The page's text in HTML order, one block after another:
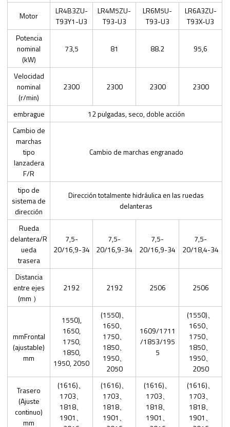
Motor
LR4B3ZU-
T93Y1-U3
LR4M5ZU-
T93-U3
LR6M5U-
T93-U3
LR6A3ZU-
T93X-U3
Potencia
nominal
(kW)
73,5 81 88.2 95,6
Velocidad
nominal
(r/min)
2300 2300 2300 2300
embrague
12 pulgadas, seco, doble acción
Cambio de
marchas
tipo
lanzadera
F/R
Cambio de marchas engranado
tipo de
sistema de
dirección
Dirección totalmente hidráulica en las ruedas
delanteras
Rueda
delantera/R
ueda
trasera
7,5-
20/16,9-34
7,5-
20/16,9-34
7,5-
20/16,9-34
7,5-
20/18,4-34
Distancia
entre ejes
(mm ）
2192 2192 2506 2506
mmFrontal
(ajustable)
mm
1550),
1650,
1750,
1850,
1950, 2050
(1550)、
1650、
1750、
1850、
1950、
2050
1609/1711
/1853/195
5
(1550)、
1650、
1750、
1850、
1950、
2050
Trasero
(Ajuste
continuo)
mm
(1616)、
1703、
1818、
1901、
(1616)、
1703、
1818、
1901、
(1616)、
1703、
1818、
1901、
(1616)、
1703、
1818、
1901、